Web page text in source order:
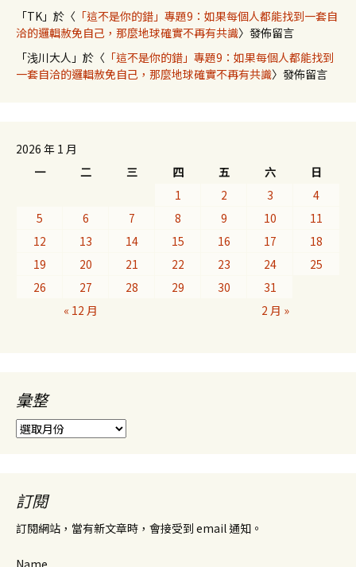
「TK」於〈 「這不是你的錯」專題9：如果每個人都能找到一套自
洽的邏輯赦免自己，那麼地球確實不再有共識〉發佈留言
「浅川大人 」於〈 「這不是你的錯」專題9：如果每個人都能找到
一套自洽的邏輯赦免自己，那麼地球確實不再有共識〉發佈留言
2026 年 1 月
一
二 三 四 五 六
日
1
2 3
4
5
6 7 8 9 10
11
12
13 14 15 16 17
18
19
20 21 22 23 24
25
26
27 28 29 30
31
« 12 月
2 月 »
彙整
彙
整
訂閱
訂閱網站，當有新文章時，會接受到 email 通知。
Name